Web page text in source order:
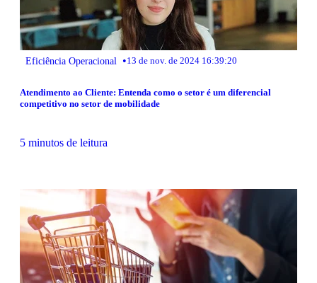
Eficiência Operacional •13 de nov. de 2024 16:39:20
Atendimento ao Cliente: Entenda como o setor é um diferencial
competitivo no setor de mobilidade
5 minutos de leitura